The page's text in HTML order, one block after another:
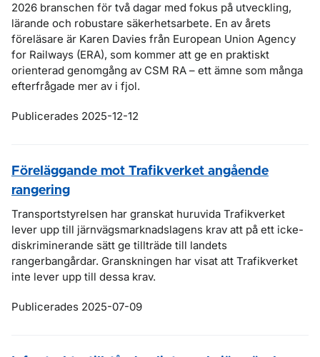
2026 branschen för två dagar med fokus på utveckling,
lärande och robustare säkerhetsarbete. En av årets
föreläsare är Karen Davies från European Union Agency
for Railways (ERA), som kommer att ge en praktiskt
orienterad genomgång av CSM RA – ett ämne som många
efterfrågade mer av i fjol.
Publicerades 2025-12-12
Föreläggande mot Trafikverket angående
rangering
Transportstyrelsen har granskat huruvida Trafikverket
lever upp till järnvägsmarknadslagens krav att på ett icke-
diskriminerande sätt ge tillträde till landets
rangerbangårdar. Granskningen har visat att Trafikverket
inte lever upp till dessa krav.
Publicerades 2025-07-09